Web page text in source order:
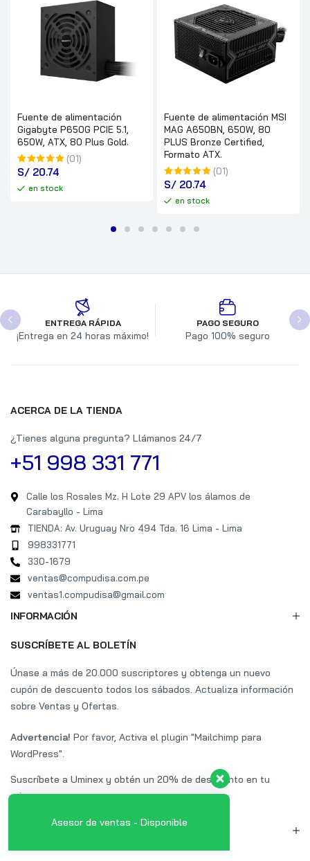
Fuente de alimentación
Gigabyte P650G PCIE 5.1,
650W, ATX, 80 Plus Gold.
(01)
S/ 20.74
en stock
Fuente de alimentación MSI
MAG A650BN, 650W, 80
PLUS Bronze Certified,
Formato ATX.
(01)
S/ 20.74
en stock
ENTREGA RÁPIDA
¡Entrega en 24 horas máximo!
PAGO SEGURO
Pago 100% seguro
ACERCA DE LA TIENDA
¿Tienes alguna pregunta? Llámanos 24/7
+51 998 331 771
Calle los Rosales Mz. H Lote 29 APV los álamos de
Carabayllo - Lima
TIENDA: Av. Uruguay Nro 494 Tda. 16 Lima - Lima
998331771
330-1679
ventas@compudisa.com.pe
ventas1.compudisa@gmail.com
INFORMACIÓN
SUSCRÍBETE AL BOLETÍN
Únase a más de 20.000 suscriptores y obtenga un nuevo
cupón de descuento todos los sábados. Actualiza información
sobre Ventas y Ofertas.
Advertencia! Por favor, Activa el plugin "Mailchimp para
WordPress".
Suscríbete a Uminex y obtén un 20% de descuento en tu
primera compra.